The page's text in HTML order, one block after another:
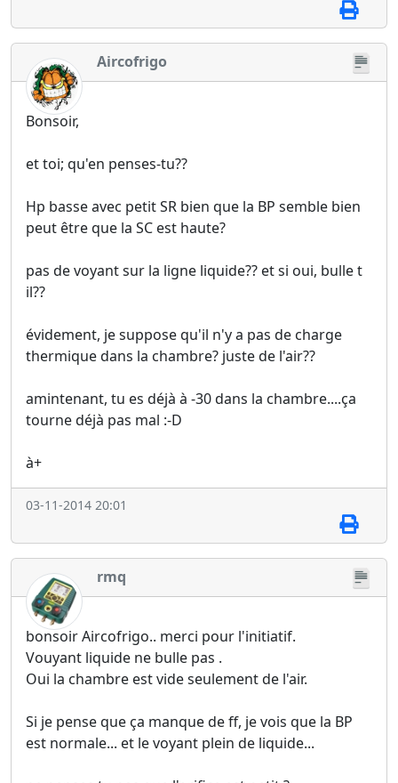
Aircofrigo
Bonsoir,
et toi; qu'en penses-tu??
Hp basse avec petit SR bien que la BP semble bien
peut être que la SC est haute?
pas de voyant sur la ligne liquide?? et si oui, bulle t
il??
évidement, je suppose qu'il n'y a pas de charge
thermique dans la chambre? juste de l'air??
amintenant, tu es déjà à -30 dans la chambre....ça
tourne déjà pas mal :-D
à+
03-11-2014 20:01
rmq
bonsoir Aircofrigo.. merci pour l'initiatif.
Vouyant liquide ne bulle pas .
Oui la chambre est vide seulement de l'air.
Si je pense que ça manque de ff, je vois que la BP
est normale... et le voyant plein de liquide...